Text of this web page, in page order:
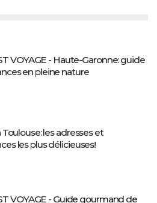
VOYAGE - Haute-Garonne: guide
en pleine nature
Toulouse: les adresses et
les plus délicieuses!
VOYAGE - Guide gourmand de